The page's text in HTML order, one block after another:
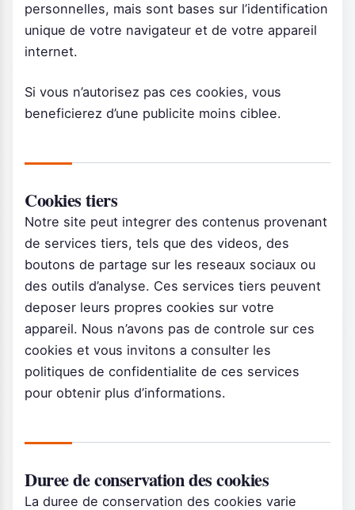
personnelles, mais sont bases sur l’identification
unique de votre navigateur et de votre appareil
internet.
Si vous n’autorisez pas ces cookies, vous
beneficierez d’une publicite moins ciblee.
Cookies tiers
Notre site peut integrer des contenus provenant
de services tiers, tels que des videos, des
boutons de partage sur les reseaux sociaux ou
des outils d’analyse. Ces services tiers peuvent
deposer leurs propres cookies sur votre
appareil. Nous n’avons pas de controle sur ces
cookies et vous invitons a consulter les
politiques de confidentialite de ces services
pour obtenir plus d’informations.
Duree de conservation des cookies
La duree de conservation des cookies varie